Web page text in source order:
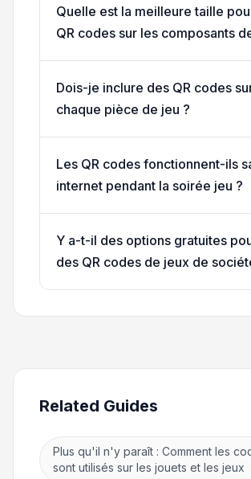
Quelle est la meilleure taille
QR codes sur les composants
Dois-je inclure des QR codes
chaque pièce de jeu ?
Les QR codes fonctionnent-ils
internet pendant la soirée jeu ?
Y a-t-il des options gratuites
des QR codes de jeux de
Related Guides
Plus qu'il n'y paraît : Comment les
sont utilisés sur les jouets et les jeux